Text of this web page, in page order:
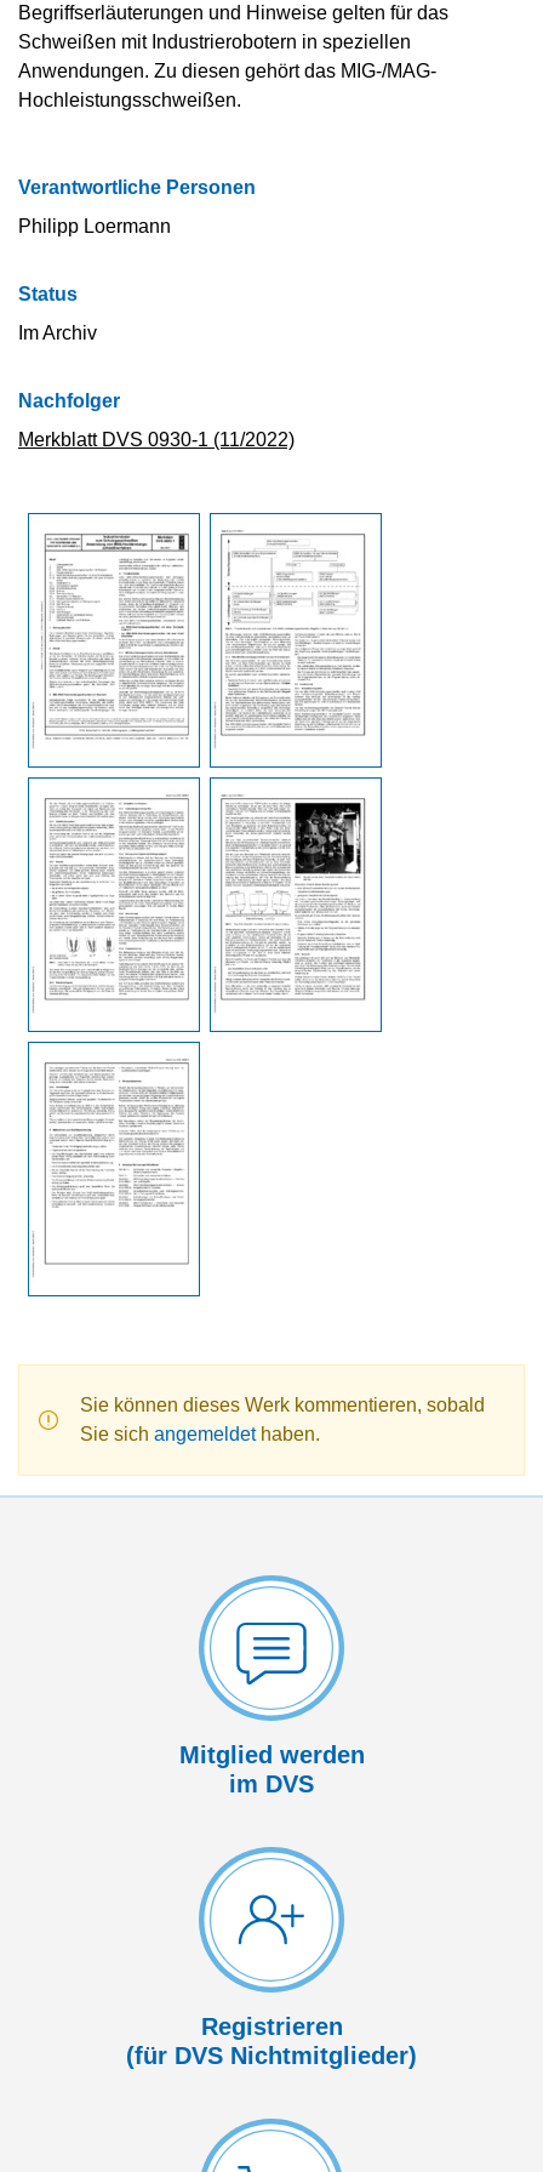
Begriffserläuterungen und Hinweise gelten für das
Schweißen mit Industrierobotern in speziellen
Anwendungen. Zu diesen gehört das MIG-/MAG-
Hochleistungsschweißen.
Verantwortliche Personen
Philipp Loermann
Status
Im Archiv
Nachfolger
Merkblatt DVS 0930-1 (11/2022)
Sie können dieses Werk kommentieren, sobald
Sie sich angemeldethaben.
Mitglied werden
im DVS
Registrieren
(für DVS Nicht­mitglieder)